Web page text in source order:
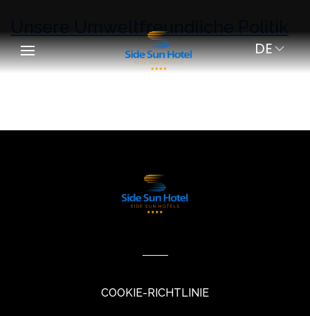
DE
Unsere Umweltfreundliche Politik
COOKIE-RICHTLINIE